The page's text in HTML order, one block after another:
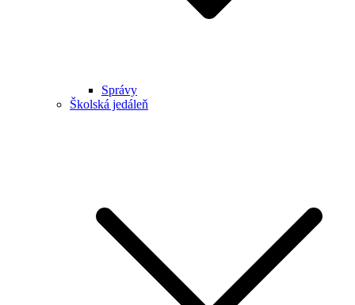
Správy
Školská jedáleň